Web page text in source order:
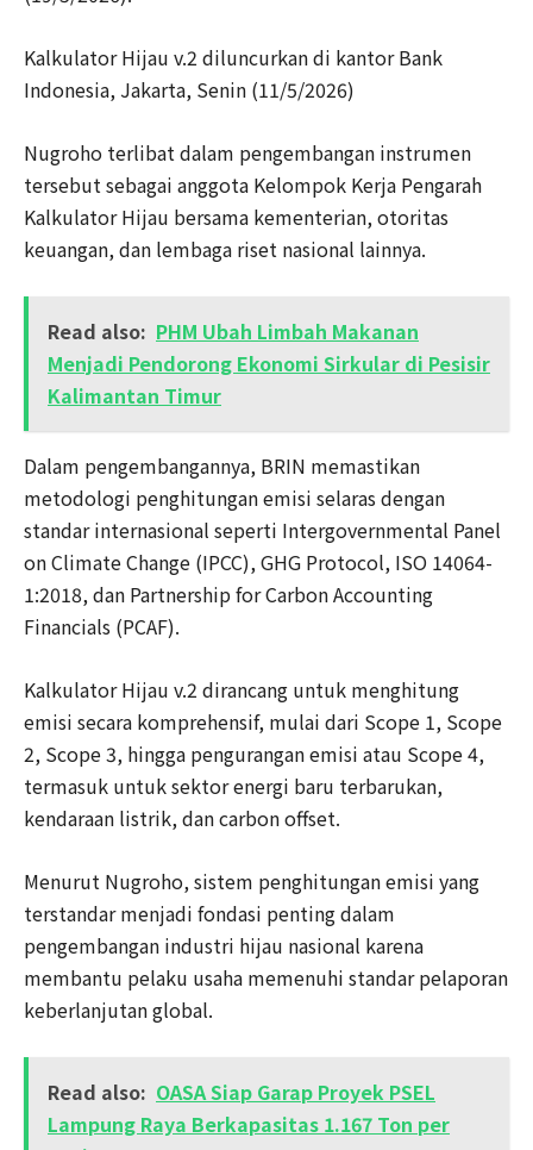
Kalkulator Hijau v.2 diluncurkan di kantor Bank
Indonesia, Jakarta, Senin (11/5/2026)
Nugroho terlibat dalam pengembangan instrumen
tersebut sebagai anggota Kelompok Kerja Pengarah
Kalkulator Hijau bersama kementerian, otoritas
keuangan, dan lembaga riset nasional lainnya.
Read also: PHM Ubah Limbah Makanan
Menjadi Pendorong Ekonomi Sirkular di Pesisir
Kalimantan Timur
Dalam pengembangannya, BRIN memastikan
metodologi penghitungan emisi selaras dengan
standar internasional seperti Intergovernmental Panel
on Climate Change (IPCC), GHG Protocol, ISO 14064-
1:2018, dan Partnership for Carbon Accounting
Financials (PCAF).
Kalkulator Hijau v.2 dirancang untuk menghitung
emisi secara komprehensif, mulai dari Scope 1, Scope
2, Scope 3, hingga pengurangan emisi atau Scope 4,
termasuk untuk sektor energi baru terbarukan,
kendaraan listrik, dan carbon offset.
Menurut Nugroho, sistem penghitungan emisi yang
terstandar menjadi fondasi penting dalam
pengembangan industri hijau nasional karena
membantu pelaku usaha memenuhi standar pelaporan
keberlanjutan global.
Read also: OASA Siap Garap Proyek PSEL
Lampung Raya Berkapasitas 1.167 Ton per